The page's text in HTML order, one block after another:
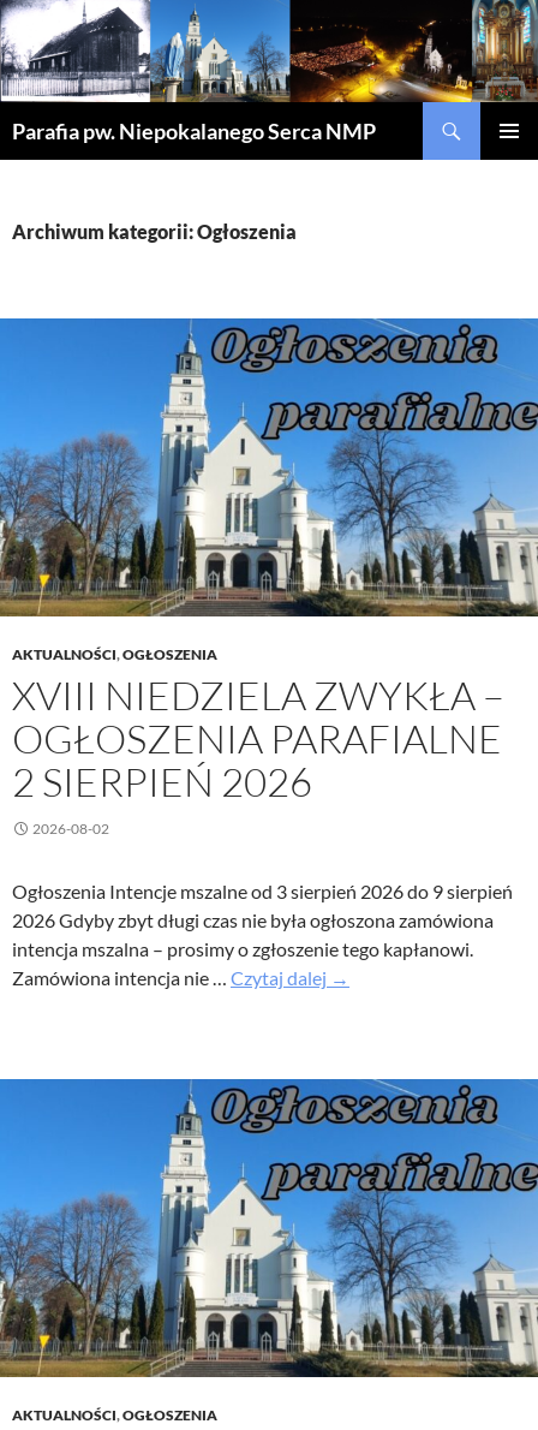
Parafia pw. Niepokalanego Serca NMP
Archiwum kategorii: Ogłoszenia
AKTUALNOŚCI,OGŁOSZENIA
XVIII NIEDZIELA ZWYKŁA –
OGŁOSZENIA PARAFIALNE
2 SIERPIEŃ 2026
2026-08-02
Ogłoszenia Intencje mszalne od 3 sierpień 2026 do 9 sierpień
2026 Gdyby zbyt długi czas nie była ogłoszona zamówiona
intencja mszalna – prosimy o zgłoszenie tego kapłanowi.
Zamówiona intencja nie … Czytaj dalej XVIII
Ogłoszenia
parafialne
sierpień
2026
→
AKTUALNOŚCI,OGŁOSZENIA